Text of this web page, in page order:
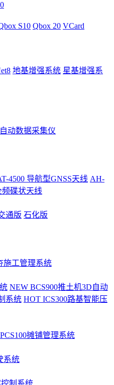
S10 Qbox 20 VCard
地基增强系统 星基增强系
动数据采集仪
4500 导航型GNSS天线 AH-
频碟状天线
通版 石化版
施工管理系统
NEW BCS900推土机3D自动
系统 HOT ICS300路基智能压
PCS100摊铺管理系统
系统
控制系统